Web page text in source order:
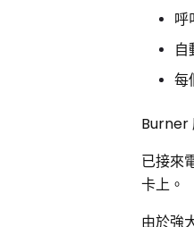
呼
自
每
Burner
已接來
卡上。
由於強